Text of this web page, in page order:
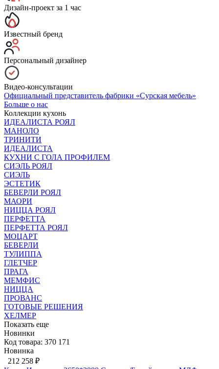
Дизайн-проект за 1 час
Известный бренд
Персональный дизайнер
Видео-консультации
Официальный представитель фабрики «Сурская мебель»
Больше о нас
Коллекции кухонь
ИДЕАЛИСТА РОЯЛ
МАНОЛО
ТРИНИТИ
ИДЕАЛИСТА
КУХНИ С ГОЛА ПРОФИЛЕМ
СИЭЛЬ РОЯЛ
СИЭЛЬ
ЭСТЕТИК
БЕВЕРЛИ РОЯЛ
МАОРИ
НИЦЦА РОЯЛ
ПЕРФЕТТА
ПЕРФЕТТА РОЯЛ
МОЦАРТ
БЕВЕРЛИ
ТУЛИППА
ГЛЕТЧЕР
ПРАГА
МЕМФИС
НИЦЦА
ПРОВАНС
ГОТОВЫЕ РЕШЕНИЯ
ХЕЛМЕР
Показать еще
Новинки
Код товара: 370 171
Новинка
212 258 ₽